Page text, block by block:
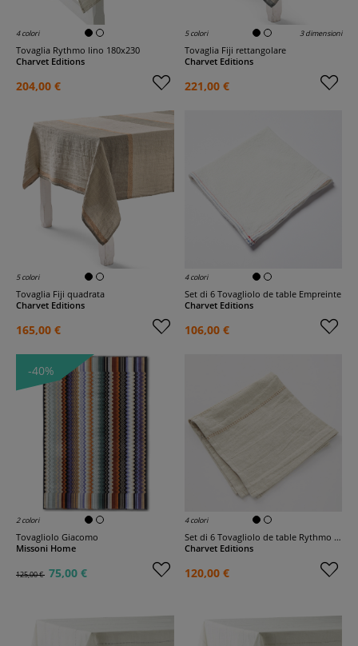
4 colori
Tovaglia Rythmo lino 180x230
Charvet Editions
204,00 €
5 colori 3 dimensioni
Tovaglia Fiji rettangolare
Charvet Editions
221,00 €
5 colori
Tovaglia Fiji quadrata
Charvet Editions
165,00 €
4 colori
Set di 6 Tovagliolo de table Empreinte
Charvet Editions
106,00 €
-40%
2 colori
Tovagliolo Giacomo
Missoni Home
125,00 € 75,00 €
4 colori
Set di 6 Tovagliolo de table Rythmo lino
Charvet Editions
120,00 €